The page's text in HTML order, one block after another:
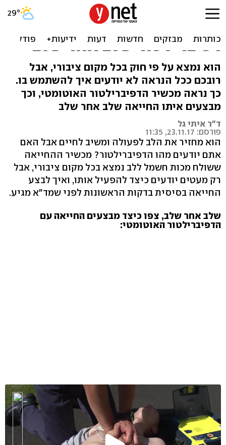
המכשיר שמציל חיים: כך
מבצעים החייאה עם
דפיברילטור שלב אחר שלב
הוא נמצא על פי חוק בכל מקום ציבורי, אבל
רובכם ככל הנראה לא יודעים איך להשתמש בו.
כך נראה מכשיר הדפיברילטור האוטומטי, וכך
מבצעים איתו החייאה שלב אחר שלב
ד"ר איתי גל
פורסם: 23.11.17, 11:35
הוא מחזיר את הלב לפעולה ומשיב לחיים אבל האם
אתם יודעים מהו הדפיברילטור? מכשיר ההחייאה
ששולח מכות חשמל ללב נמצא בכל מקום ציבורי, אבל
רק מעטים יודעים כיצד להפעיל אותו, ואיך לבצע
החייאה בסיסית בדקות הראשונות לפני שמד"א מגיע.
שלב אחר שלב, צפו כיצד מבצעים החייאה עם
הדפיברילטור האוטומטי: